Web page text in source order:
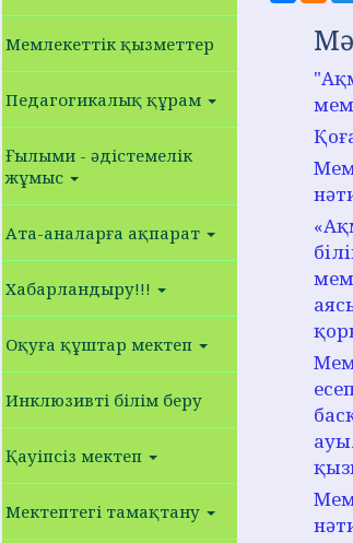
Мемлекеттік қызметтер
Педагогикалық құрам
Ғылыми - әдістемелік
жұмыс
Ата-аналарға ақпарат
Хабарландыру!!!
Оқуға құштар мектеп
Инклюзивті білім беру
Қауіпсіз мектеп
Мектептегі тамақтану